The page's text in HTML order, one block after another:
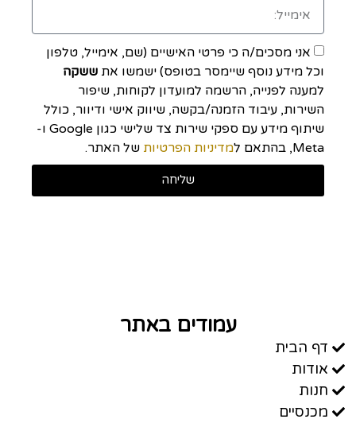
אני מסכים/ה כי פרטי האישיים (שם, אימייל, טלפון
וכל מידע נוסף שיימסר בטופס) ישמשו את ששקה
למענה לפנייה, הרשמה למועדון לקוחות, שיפור
השירות, עיבוד הזמנה/בקשה, שיווק אישי ודיוור, כולל
שיתוף מידע עם ספקי שירות צד שלישי כגון Google ו-
Meta, בהתאם ל
מדיניות הפרטיות של האתר.
שליחה
עמודים באתר
דף הבית
אודות
חנות
מכנסיים